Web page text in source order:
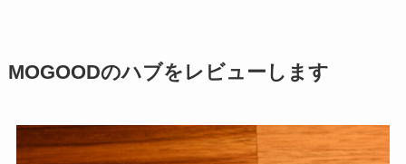
MOGOODのハブをレビューします